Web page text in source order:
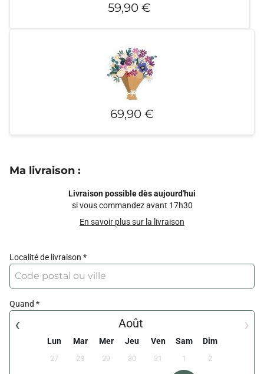
59,90 €
69,90 €
Ma livraison :
Livraison possible dès aujourd'hui
si vous commandez avant 17h30
En savoir plus sur la livraison
Localité de livraison
Quand
‹ ›
Août
Lun Mar Mer Jeu Ven Sam Dim
27 28 29 30 31 1 2